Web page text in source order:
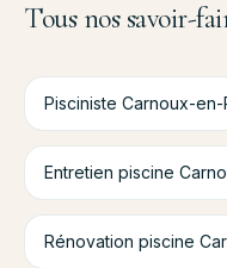
Tous nos savoir-
Pisciniste Carnoux-
Entretien piscine
Rénovation piscine